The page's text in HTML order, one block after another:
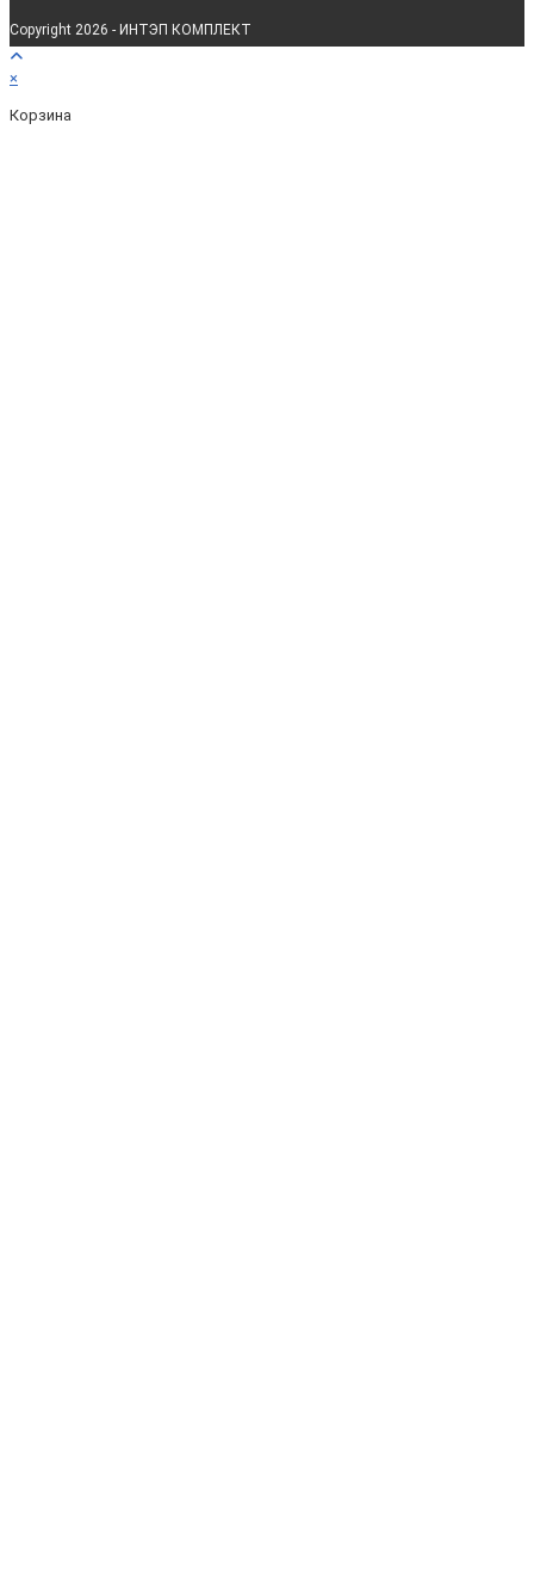
Copyright 2026 - ИНТЭП КОМПЛЕКТ
×
Корзина